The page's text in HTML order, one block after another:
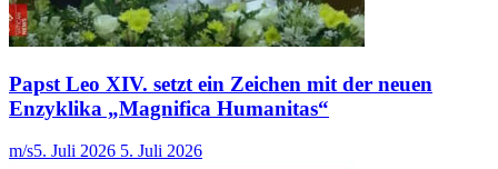
Papst Leo XIV. setzt ein Zeichen mit der neuen
Enzyklika „Magnifica Humanitas“
m/s5. Juli 2026 5. Juli 2026